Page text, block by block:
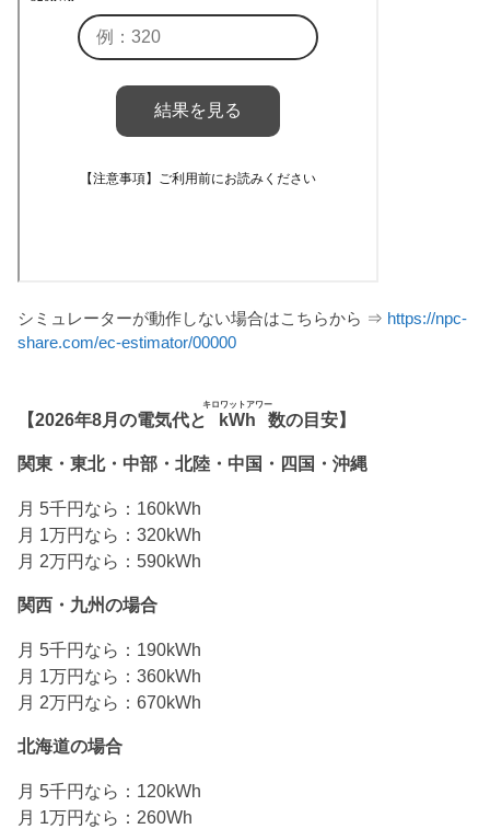
シミュレーターが動作しない場合はこちらから ⇒ https://npc-
share.com/ec-estimator/00000
【2026年8月の電気代と kWh
キロワットアワー
数の目安】
関東・東北・中部・北陸・中国・四国・沖縄
月 5千円なら：160kWh
月 1万円なら：320kWh
月 2万円なら：590kWh
関西・九州の場合
月 5千円なら：190kWh
月 1万円なら：360kWh
月 2万円なら：670kWh
北海道の場合
月 5千円なら：120kWh
月 1万円なら：260Wh